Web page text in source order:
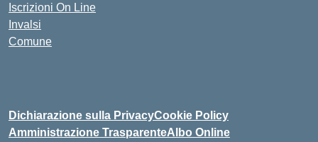
Iscrizioni On Line
Invalsi
Comune
Dichiarazione sulla PrivacyCookie Policy
Amministrazione TrasparenteAlbo Online